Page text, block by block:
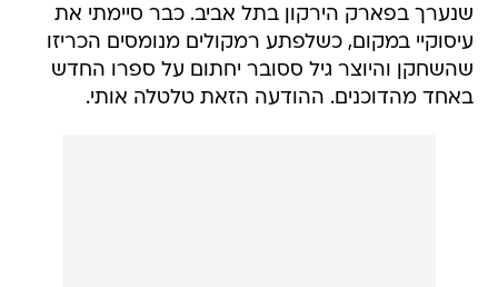
שנערך בפארק הירקון בתל אביב. כבר סיימתי את
עיסוקיי במקום, כשלפתע רמקולים מנומסים הכריזו
שהשחקן והיוצר גיל ססובר יחתום על ספרו החדש
באחד מהדוכנים. ההודעה הזאת טלטלה אותי.